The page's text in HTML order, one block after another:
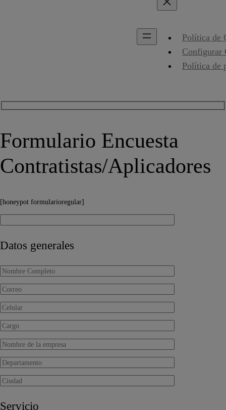
Política de
Configurar
Política de
Formulario Encuesta
Contratistas/Aplicadores
[honeypot formularioregular]
Datos generales
Servicio